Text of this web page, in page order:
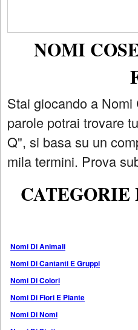
NOMI
Stai giocando a
parole potrai trovare
Q", si basa su un
mila termini. Prova
Nomi Di Animali
Nomi Di Cantanti E Gruppi
Nomi Di Colori
Nomi Di Fiori E Piante
Nomi Di Nomi